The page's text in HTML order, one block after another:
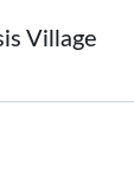
Village